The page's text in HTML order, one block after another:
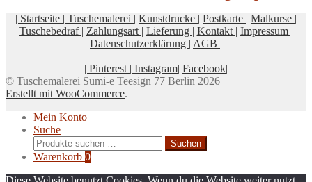
| Startseite | Tuschemalerei | Kunstdrucke | Postkarte | Malkurse |
Tuschebedraf | Zahlungsart | Lieferung | Kontakt | Impressum |
Datenschutzerklärung | AGB |
| Pinterest | Instagram| Facebook|
© Tuschemalerei Sumi-e Teesign 77 Berlin 2026
Erstellt mit WooCommerce.
Mein Konto
Suche
Suchen
nach:
Suchen
Warenkorb 0